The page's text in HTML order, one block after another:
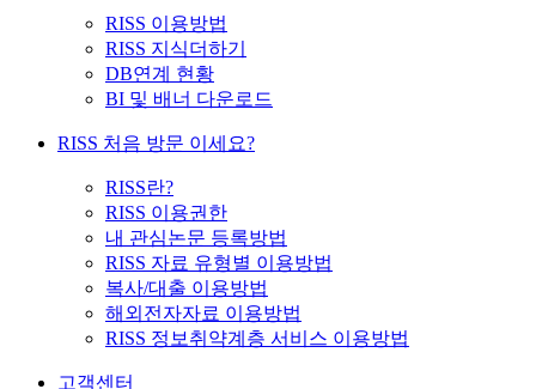
RISS 이용방법
RISS 지식더하기
DB연계 현황
BI 및 배너 다운로드
RISS 처음 방문 이세요?
RISS란?
RISS 이용권한
내 관심논문 등록방법
RISS 자료 유형별 이용방법
복사/대출 이용방법
해외전자자료 이용방법
RISS 정보취약계층 서비스 이용방법
고객센터